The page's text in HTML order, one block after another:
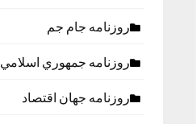
روزنامه جام جم
روزنامه جمهوري اسلامي
روزنامه جهان اقتصاد